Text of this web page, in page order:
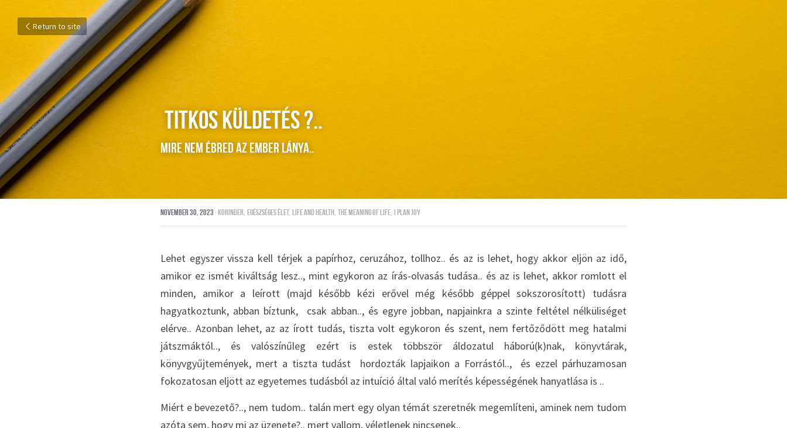
Return to site
titkos Küldetés ?..
mire nem ébred az ember lánya..
November 30, 2023·korinder, egészséges élet, life and health, the meaning of life, i plan joy
Lehet egyszer vissza kell térjek a papírhoz, ceruzához, tollhoz.. és az is lehet, hogy akkor eljön az idő,
amikor ez ismét kiváltság lesz.., mint egykoron az írás-olvasás tudása.. és az is lehet, akkor romlott el
minden, amikor a leírott (majd később kézi erővel még később géppel sokszorosított) tudásra
hagyatkoztunk, abban bíztunk,  csak abban.., és egyre jobban, napjainkra a szinte feltétel nélküliséget
elérve.. Azonban lehet, az az írott tudás, tiszta volt egykoron és szent, nem fertőződött meg hatalmi
játszmáktól.., és valószínűleg ezért is estek többször áldozatul háború(k)nak, könyvtárak,
könyvgyűjtemények, mert a tiszta tudást  hordozták lapjaikon a Forrástól..,  és ezzel párhuzamosan
fokozatosan eljött az egyetemes tudásból az intuíció által való merítés képességének hanyatlása is ..
Miért e bevezető?.., nem tudom.. talán mert egy olyan témát szeretnék megemlíteni, aminek nem tudom
azóta sem, hogy mi az üzenete?.. mert vallom, véletlenek nincsenek..